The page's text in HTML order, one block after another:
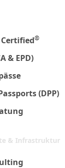
®
& EPD)
(DPP)
& Infrastruktur